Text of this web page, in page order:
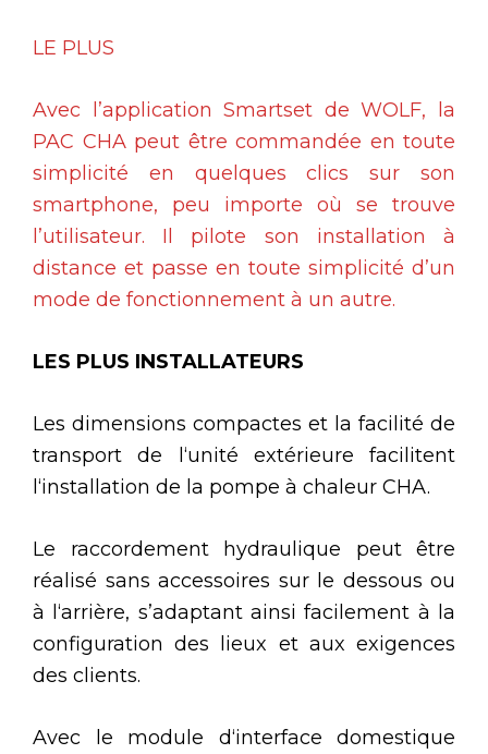
LE PLUS
Avec l’application Smartset de WOLF, la
PAC CHA peut être commandée en toute
simplicité en quelques clics sur son
smartphone, peu importe où se trouve
l’utilisateur. Il pilote son installation à
distance et passe en toute simplicité d’un
mode de fonctionnement à un autre.
LES PLUS INSTALLATEURS
Les dimensions compactes et la facilité de
transport de l‘unité extérieure facilitent
l‘installation de la pompe à chaleur CHA.
Le raccordement hydraulique peut être
réalisé sans accessoires sur le dessous ou
à l‘arrière, s’adaptant ainsi facilement à la
configuration des lieux et aux exigences
des clients.
Avec le module d‘interface domestique